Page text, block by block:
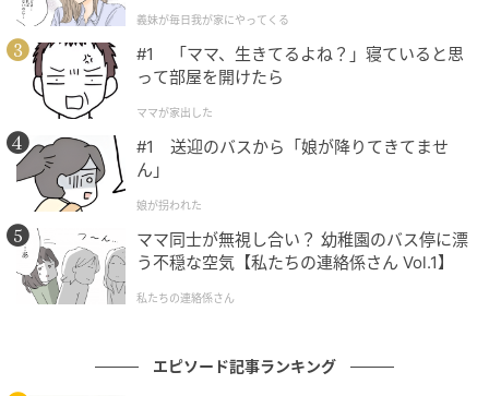
「母さん、残念だけど披露宴に母さんは呼ばないよ。
大事な式で、嫌な顔されても困るからね。
ただ、それだと母さんも親戚に顔向けできないだろう
から、『僕たちの希望で、披露宴は友だちだけを呼
ぶ』という体にしておく」
電話の向こうからは、泣いたり叫んだりする姑の声
が。
しかし、夫は静かに電話を切り、私に向かって「大丈
夫」というように頷いてみせました。
静かに、夫は呟きました。
が】
義妹が毎日我が家にやってくる
#1 「ママ、生きてるよね？」寝ていると思
って部屋を開けたら
ママが家出した
#1 送迎のバスから「娘が降りてきてませ
ん」
娘が拐われた
ママ同士が無視し合い？ 幼稚園のバス停に漂
う不穏な空気【私たちの連絡係さん Vol.1】
私たちの連絡係さん
エピソード記事ランキング